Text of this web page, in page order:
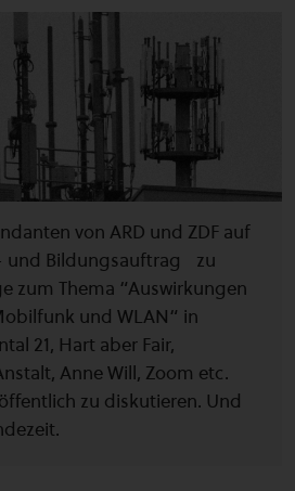
von ARD und ZDF auf
und Bildungsauftrag zu
zum Thema “Auswirkungen
und WLAN“ in
21, Hart aber Fair,
Anne Will, Zoom etc.
zu diskutieren. Und